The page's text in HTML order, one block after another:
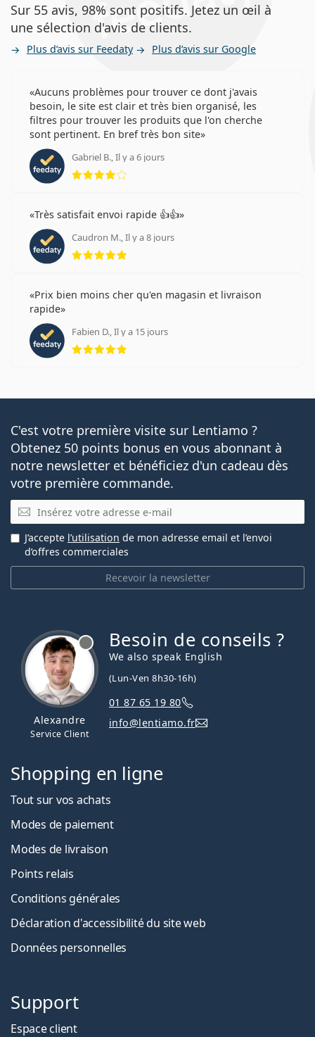
Sur 55 avis, 98% sont positifs. Jetez un œil à
une sélection d'avis de clients.
Plus d’avis sur Feedaty Plus d’avis sur Google
Aucuns problèmes pour trouver ce dont j'avais
besoin, le site est clair et très bien organisé, les
filtres pour trouver les produits que l'on cherche
sont pertinent. En bref très bon site
Gabriel B., Il y a 6 jours
évaluation 4 sur 5
Très satisfait envoi rapide 👍👍
Caudron M., Il y a 8 jours
évaluation 5 sur 5
Prix bien moins cher qu'en magasin et livraison
rapide
Fabien D., Il y a 15 jours
évaluation 5 sur 5
C'est votre première visite sur Lentiamo ?
Obtenez 50 points bonus en vous abonnant à
notre newsletter et bénéficiez d'un cadeau dès
votre première commande.
E-mail
Recevoir la newsletter
J’accepte l’utilisation de mon adresse email et l’envoi
d’offres commerciales
Alexandre
Service Client
Besoin de conseils ?
We also speak English
(Lun-Ven 8h30-16h)
01 87 65 19 80
info@lentiamo.fr
Shopping en ligne
Tout sur vos achats
Modes de paiement
Modes de livraison
Points relais
Conditions générales
Déclaration d'accessibilité du site web
Données personnelles
Support
Espace client